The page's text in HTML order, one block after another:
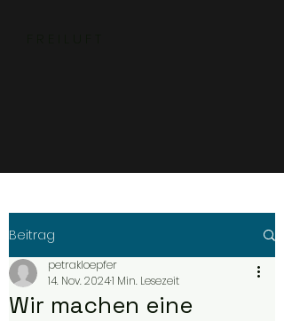
Beitrag
Wir machen eine
petrakloepfer
14. Nov. 20241 Min. Lesezeit